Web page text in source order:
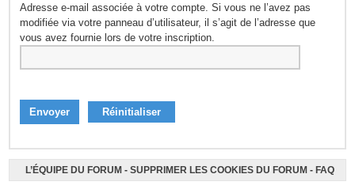
Adresse e-mail associée à votre compte. Si vous ne l’avez pas
modifiée via votre panneau d’utilisateur, il s’agit de l’adresse que
vous avez fournie lors de votre inscription.
L’ÉQUIPE DU FORUM - SUPPRIMER LES COOKIES DU FORUM - FAQ